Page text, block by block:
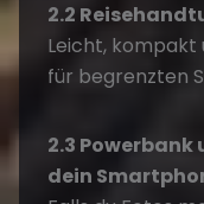
2.2
Leicht,
für begrenzten
2.3
dein